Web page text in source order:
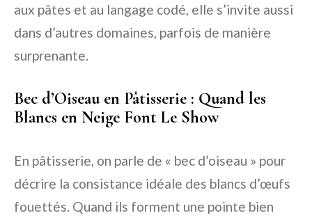
aux pâtes et au langage codé, elle s’invite aussi
dans d’autres domaines, parfois de manière
surprenante.
Bec d’Oiseau en Pâtisserie : Quand les
Blancs en Neige Font Le Show
En pâtisserie, on parle de « bec d’oiseau » pour
décrire la consistance idéale des blancs d’œufs
fouettés. Quand ils forment une pointe bien